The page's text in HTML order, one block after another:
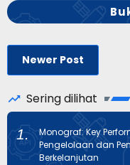
Newer Post
Sering dilihat
Monograf: Key
Pengelolaan dan
Berkelanjutan